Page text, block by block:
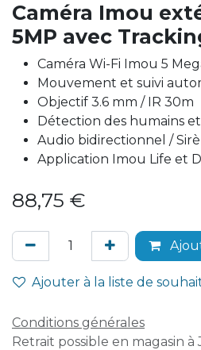
Caméra Imou
5MP avec
Caméra Wi-Fi Imou 5
Mouvement et suivi
Objectif 3.6 mm / IR 30m
Détection des humains
Audio bidirectionnel /
Application Imou Life et
88,75 €
Ajouter à la liste de
Conditions générales
Retrait possible en magasin à